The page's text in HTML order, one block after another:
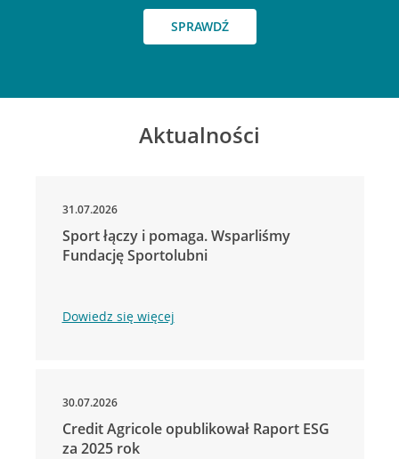
SPRAWDŹ
Aktualności
31.07.2026
Sport łączy i pomaga. Wsparliśmy
Fundację Sportolubni
Dowiedz się więcej
30.07.2026
Credit Agricole opublikował Raport ESG
za 2025 rok